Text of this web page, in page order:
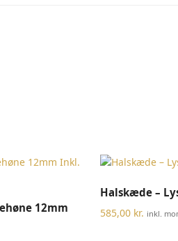
12mm
Halskæde –
585,00 kr. inkl.